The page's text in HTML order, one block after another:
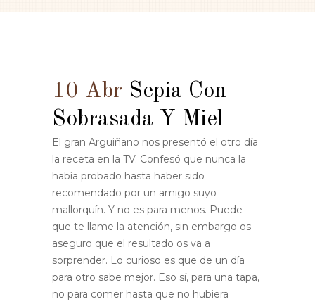
10 Abr Sepia Con
Sobrasada Y Miel
El gran Arguiñano nos presentó el otro día
la receta en la TV. Confesó que nunca la
había probado hasta haber sido
recomendado por un amigo suyo
mallorquín. Y no es para menos. Puede
que te llame la atención, sin embargo os
aseguro que el resultado os va a
sorprender. Lo curioso es que de un día
para otro sabe mejor. Eso sí, para una tapa,
no para comer hasta que no hubiera